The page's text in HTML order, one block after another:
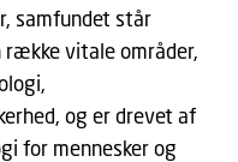
samfundet står
række vitale områder,
og er drevet af
for mennesker og